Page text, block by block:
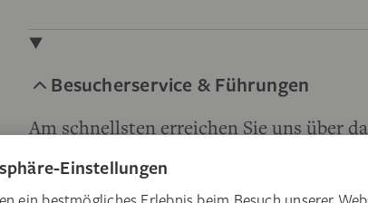
Besucherservice & Führungen
Am schnellsten erreichen Sie uns über
Sie den Telefonkontakt nur für
in unsere „Fragen & Antworten